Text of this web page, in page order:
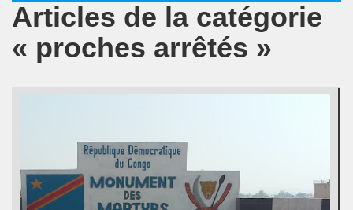
Articles de la catégorie
« proches arrêtés »